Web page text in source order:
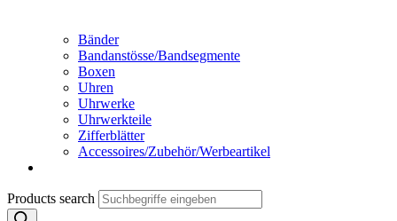
Bänder
Bandanstösse/Bandsegmente
Boxen
Uhren
Uhrwerke
Uhrwerkteile
Zifferblätter
Accessoires/Zubehör/Werbeartikel
Products search